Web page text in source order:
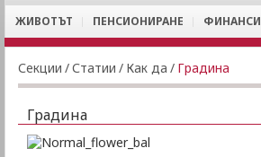
ЖИВОТЪТ ПЕНСИОНИРАНЕ ФИНАНСИ
Секции /Статии / Как да / Градина
Градина